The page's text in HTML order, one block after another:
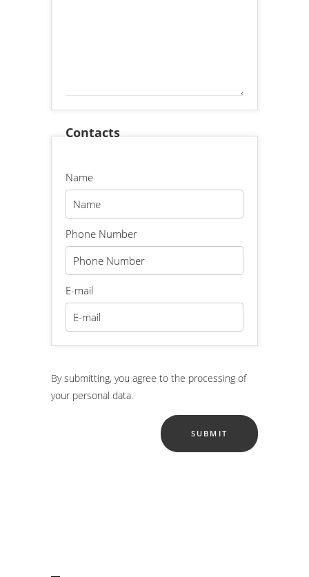
Contacts
Name
Phone Number
E-mail
By submitting, you agree to the processing of
your personal data.